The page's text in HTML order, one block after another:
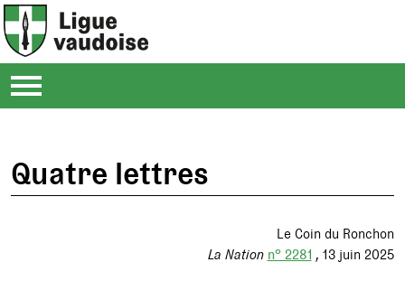
Quatre lettres
Le Coin du Ronchon
La Nation n° 2281 13 juin 2025